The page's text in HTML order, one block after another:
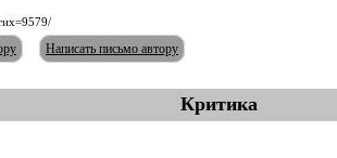
Написать письмо автору
Критика